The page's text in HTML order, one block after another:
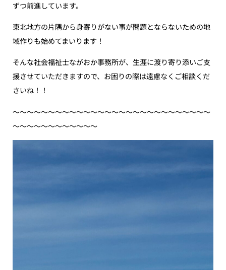
ずつ前進しています。
東北地方の片隅から身寄りがない事が問題とならないための地
域作りも始めてまいります！
そんな社会福祉士ながおか事務所が、生涯に渡り寄り添いご支
援させていただきますので、お困りの際は遠慮なくご相談くだ
さいね！！
〜〜〜〜〜〜〜〜〜〜〜〜〜〜〜〜〜〜〜〜〜〜〜〜〜〜〜〜
〜〜〜〜〜〜〜〜〜〜〜〜